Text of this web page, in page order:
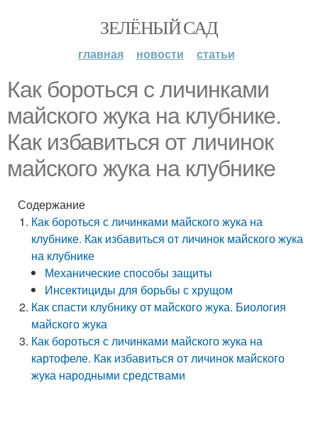
ЗЕЛЁНЫЙ САД
главная новости статьи
Как бороться с личинками
майского жука на клубнике.
Как избавиться от личинок
майского жука на клубнике
Содержание
Как бороться с личинками майского жука на
клубнике. Как избавиться от личинок майского жука
на клубнике
Механические способы защиты
Инсектициды для борьбы с хрущом
Как спасти клубнику от майского жука. Биология
майского жука
Как бороться с личинками майского жука на
картофеле. Как избавиться от личинок майского
жука народными средствами